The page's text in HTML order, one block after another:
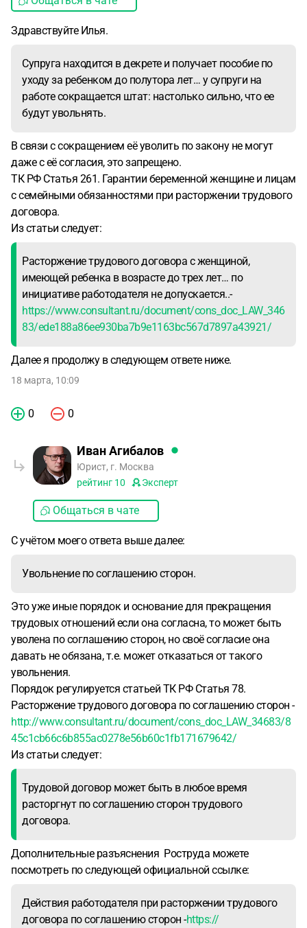
Здравствуйте Илья.
Супруга находится в декрете и получает пособие по
уходу за ребенком до полутора лет… у супруги на
работе сокращается штат: настолько сильно, что ее
будут увольнять.
В связи с сокращением её уволить по закону не могут
даже с её согласия, это запрещено.
ТК РФ Статья 261. Гарантии беременной женщине и лицам
с семейными обязанностями при расторжении трудового
договора.
Из статьи следует:
Расторжение трудового договора с женщиной,
имеющей ребенка в возрасте до трех лет… по
инициативе работодателя не допускается..-
https://www.consultant.ru/document/cons_doc_LAW_346
83/ede188a86ee930ba7b9e1163bc567d7897a43921/
Далее я продолжу в следующем ответе ниже.
18 марта, 10:09
0 0
Иван Агибалов
Юрист, г. Москва
рейтинг 10 Эксперт
Общаться в чате
С учётом моего ответа выше далее:
Увольнение по соглашению сторон.
Это уже иные порядок и основание для прекращения
трудовых отношений если она согласна, то может быть
уволена по соглашению сторон, но своё согласие она
давать не обязана, т.е. может отказаться от такого
увольнения.
Порядок регулируется статьей ТК РФ Статья 78.
Расторжение трудового договора по соглашению сторон -
http://www.consultant.ru/document/cons_doc_LAW_34683/8
45c1cb66c6b855ac0278e56b60c1fb171679642/
Из статьи следует:
Трудовой договор может быть в любое время
расторгнут по соглашению сторон трудового
договора.
Дополнительные разъяснения Роструда можете
посмотреть по следующей официальной ссылке:
Действия работодателя при расторжении трудового
договора по соглашению сторон -https://